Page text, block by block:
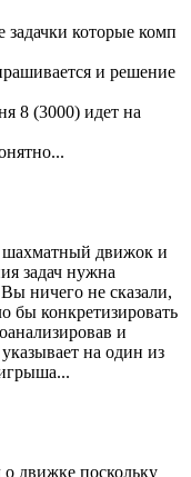
задачки которые комп
и решение
8 (3000) идет на
шахматный движок и
задач нужна
ничего не сказали,
конкретизировать
и
на один из
движке поскольку